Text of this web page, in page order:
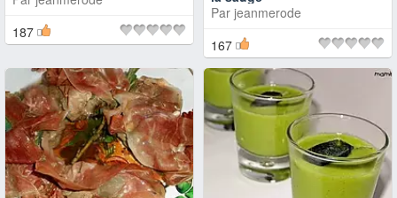
187
Par jeanmerode
167